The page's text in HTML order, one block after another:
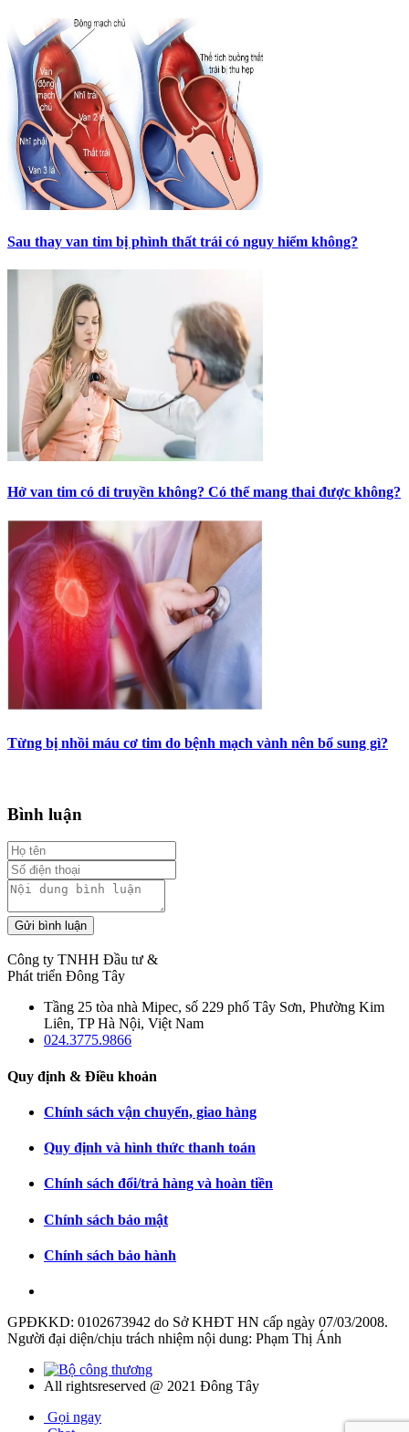
Sau thay van tim bị phình thất trái có nguy hiểm không?
Hở van tim có di truyền không? Có thể mang thai được không?
Từng bị nhồi máu cơ tim do bệnh mạch vành nên bổ sung gì?
Bình luận
Gửi bình luận
Công ty TNHH Đầu tư &
Phát triển Đông Tây
Tầng 25 tòa nhà Mipec, số 229 phố Tây Sơn, Phường Kim
Liên, TP Hà Nội, Việt Nam
024.3775.9866
Quy định & Điều khoản
Chính sách vận chuyển, giao hàng
Quy định và hình thức thanh toán
Chính sách đổi/trả hàng và hoàn tiền
Chính sách bảo mật
Chính sách bảo hành
GPĐKKD: 0102673942 do Sở KHĐT HN cấp ngày 07/03/2008.
Người đại diện/chịu trách nhiệm nội dung: Phạm Thị Ánh
All rightsreserved @ 2021 Đông Tây
Gọi ngay